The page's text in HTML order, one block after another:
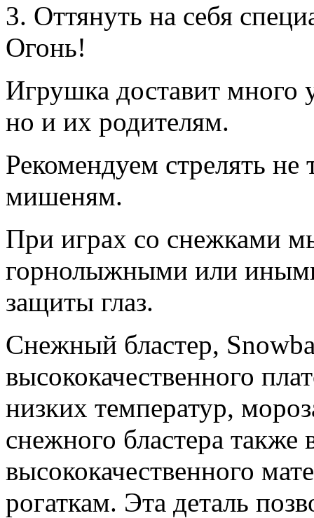
3. Оттянуть на себя
Огонь!
Игрушка доставит много
но и их родителям.
Рекомендуем стрелять не
мишеням.
При играх со снежками
горнолыжными или
защиты глаз.
Снежный бластер,
высококачественного
низких температур,
снежного бластера также
высококачественного
рогаткам. Эта деталь